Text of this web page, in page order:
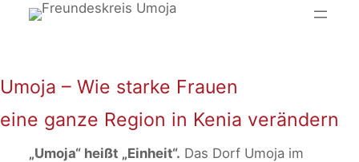
Umoja – Wie starke Frauen
eine ganze Region in Kenia verändern
„Umoja“ heißt „Einheit“. Das Dorf Umoja im